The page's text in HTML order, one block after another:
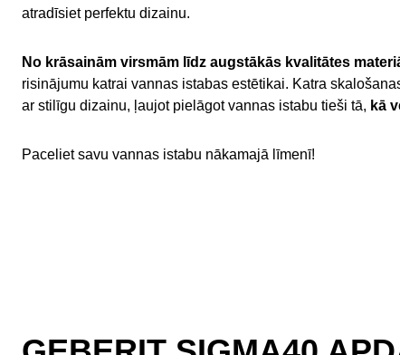
atradīsiet perfektu dizainu.
No krāsainām virsmām līdz augstākās kvalitātes
risinājumu katrai vannas istabas estētikai. Katra
ar stilīgu dizainu, ļaujot pielāgot vannas istabu tieši tā, kā
Paceliet savu vannas istabu nākamajā līmenī!